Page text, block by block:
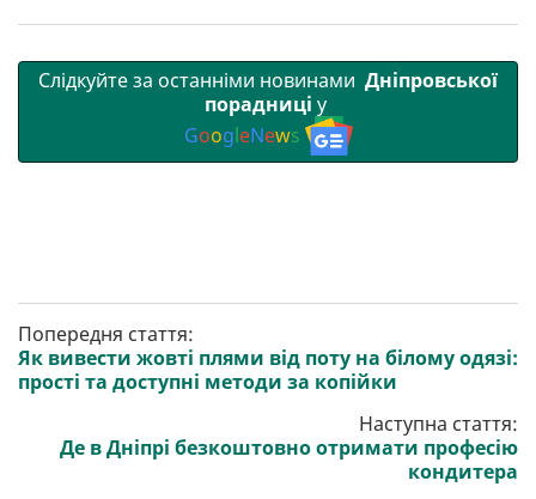
Слідкуйте за останніми новинами Дніпровської
порадниці у
GoogleNews
Попередня стаття:
Як вивести жовті плями від поту на білому одязі:
прості та доступні методи за копійки
Наступна стаття:
Де в Дніпрі безкоштовно отримати професію
кондитера